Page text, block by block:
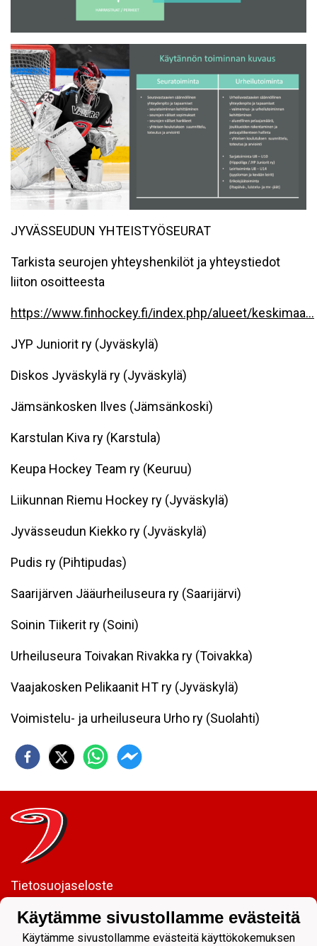
JYVÄSSEUDUN YHTEISTYÖSEURAT
Tarkista seurojen yhteyshenkilöt ja yhteystiedot
liiton osoitteesta
https://www.finhockey.fi/index.php/alueet/keskimaa...
JYP Juniorit ry (Jyväskylä)
Diskos Jyväskylä ry (Jyväskylä)
Jämsänkosken Ilves (Jämsänkoski)
Karstulan Kiva ry (Karstula)
Keupa Hockey Team ry (Keuruu)
Liikunnan Riemu Hockey ry (Jyväskylä)
Jyvässeudun Kiekko ry (Jyväskylä)
Pudis ry (Pihtipudas)
Saarijärven Jääurheiluseura ry (Saarijärvi)
Soinin Tiikerit ry (Soini)
Urheiluseura Toivakan Rivakka ry (Toivakka)
Vaajakosken Pelikaanit HT ry (Jyväskylä)
Voimistelu- ja urheiluseura Urho ry (Suolahti)
Tietosuojaseloste
JYP Juniorit ry
Kuntoportti 5 | 40700 JYVÄSKYLÄ |
Käytämme sivustollamme evästeitä
Käytämme sivustollamme evästeitä käyttökokemuksen